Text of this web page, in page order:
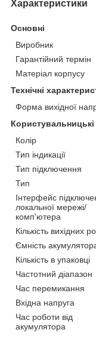
Характеристики
Основні
Виробник
Гарантійний термін
Матеріал корпусу
Технічні
Форма вихідної
Колір
Тип індикації
Тип підключення
Тип
Інтерфейс
локальної мережі/
комп'ютера
Кількість вихідних
Ємність
Кількість в упаковці
Частотний діапазон
Час перемикання
Вхідна напруга
Час роботи від
акумулятора